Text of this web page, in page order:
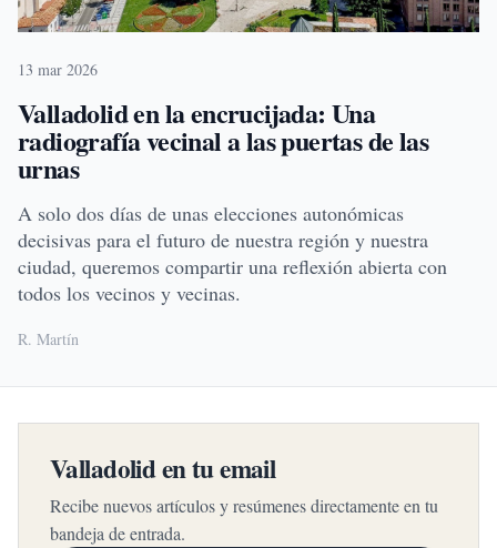
13 mar 2026
Valladolid en la encrucijada: Una
radiografía vecinal a las puertas de las
urnas
A solo dos días de unas elecciones autonómicas
decisivas para el futuro de nuestra región y nuestra
ciudad, queremos compartir una reflexión abierta con
todos los vecinos y vecinas.
R. Martín
Valladolid en tu email
Recibe nuevos artículos y resúmenes directamente en tu
bandeja de entrada.